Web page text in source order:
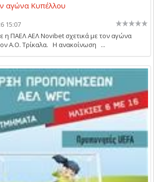
αγώνα Κυπέλλου
15:07
η ΠΑΕΛ ΑΕΛ Novibet σχετικά με τον αγώνα
Α.Ο. Τρίκαλα. Η ανακοίνωση ...